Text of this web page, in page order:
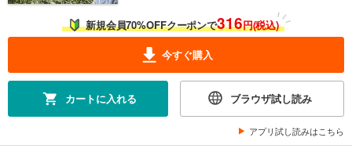
新規会員70%OFFクーポンで316円(税込)
今すぐ購入
カートに入れる ブラウザ試し読み
アプリ試し読みはこちら